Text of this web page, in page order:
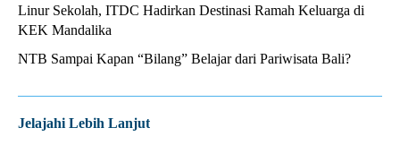
Linur Sekolah, ITDC Hadirkan Destinasi Ramah Keluarga di
KEK Mandalika
NTB Sampai Kapan “Bilang” Belajar dari Pariwisata Bali?
Jelajahi Lebih Lanjut